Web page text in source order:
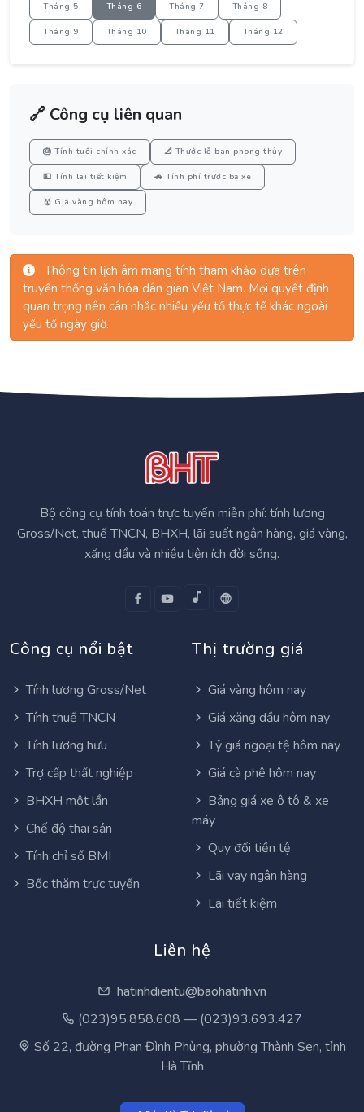
Tháng 5 Tháng 6 Tháng 7 Tháng 8
Tháng 9 Tháng 10 Tháng 11 Tháng 12
🔗 Công cụ liên quan
🎂 Tính tuổi chính xác 📐 Thước lỗ ban phong thủy
💵 Tính lãi tiết kiệm 🚗 Tính phí trước bạ xe
🥇 Giá vàng hôm nay
Thông tin lịch âm mang tính tham khảo dựa trên
truyền thống văn hóa dân gian Việt Nam. Mọi quyết định
quan trọng nên cân nhắc nhiều yếu tố thực tế khác ngoài
yếu tố ngày giờ.
Bộ công cụ tính toán trực tuyến miễn phí: tính lương
Gross/Net, thuế TNCN, BHXH, lãi suất ngân hàng, giá vàng,
xăng dầu và nhiều tiện ích đời sống.
Công cụ nổi bật
Tính lương Gross/Net
Tính thuế TNCN
Tính lương hưu
Trợ cấp thất nghiệp
BHXH một lần
Chế độ thai sản
Tính chỉ số BMI
Bốc thăm trực tuyến
Thị trường giá
Giá vàng hôm nay
Giá xăng dầu hôm nay
Tỷ giá ngoại tệ hôm nay
Giá cà phê hôm nay
Bảng giá xe ô tô & xe
máy
Quy đổi tiền tệ
Lãi vay ngân hàng
Lãi tiết kiệm
Liên hệ
hatinhdientu@baohatinh.vn
(023)95.858.608 — (023)93.693.427
Số 22, đường Phan Đình Phùng, phường Thành Sen, tỉnh
Hà Tĩnh